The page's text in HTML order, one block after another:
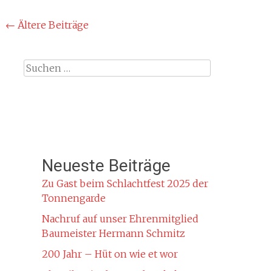
Beitragsnavigation
← Ältere Beiträge
Suche
Neueste Beiträge
Zu Gast beim Schlachtfest 2025 der
Tonnengarde
Nachruf auf unser Ehrenmitglied
Baumeister Hermann Schmitz
200 Jahr – Hüt on wie et wor